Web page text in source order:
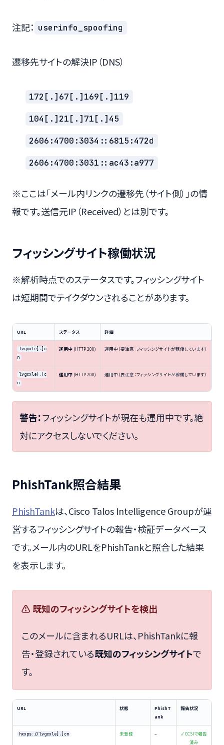
注記： userinfo_spoofing
遷移先サイトの解決IP（DNS）
172[.]67[.]169[.]119
104[.]21[.]71[.]45
2606:4700:3034::6815:472d
2606:4700:3031::ac43:a977
※ここは「メール内リンクの遷移先（サイト側）」の情
報です。送信元IP（Received）とは別です。
フィッシングサイト稼働状況
※解析時点でのステータスです。フィッシングサイト
は短期間でテイクダウンされることがあります。
URL ステータス 詳細
lvgcxle[.]c
n
運用中 (HTTP 200) 運用中（要注意：フィッシングサイトが稼働しています）
lvgcxle[.]c
n
運用中 (HTTP 200) 運用中（要注意：フィッシングサイトが稼働しています）
警告：フィッシングサイトが現在も運用中です。絶
対にアクセスしないでください。
PhishTank照合結果
PhishTankは、Cisco Talos Intelligence Groupが運
営するフィッシングサイトの報告・検証データベース
です。メール内のURLをPhishTankと照合した結果
を表示します。
⚠ 既知のフィッシングサイトを検出
このメールに含まれるURLは、PhishTankに報
告・登録されている既知のフィッシングサイトで
す。
URL 状態
PhishT
ank
報告状況
hxxps://lvgcxle[.]cn 未登録 –
✓ CCSIで報告
済み